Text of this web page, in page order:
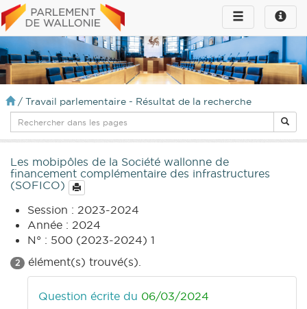
Toggle
infos
Toggle
navigation
/ Travail parlementaire - Résultat de la recherche
Les mobipôles de la Société wallonne de
financement complémentaire des infrastructures
(SOFICO)
Session : 2023-2024
Année : 2024
N° : 500 (2023-2024) 1
2 élément(s) trouvé(s).
Question écrite du 06/03/2024